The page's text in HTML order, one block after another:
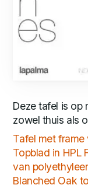
Deze tafel is op
zowel thuis als
Tafel met
Topblad in HPL
van
Blanched Oak